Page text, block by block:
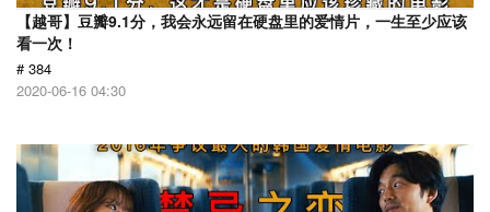
【越哥】豆瓣9.1分，我会永远留在硬盘里的爱情片，一生至少应该
看一次！
# 384
2020-06-16 04:30